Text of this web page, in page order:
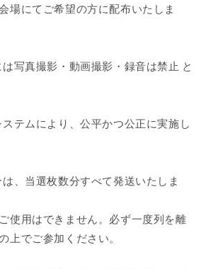
場にてご希望の方に配布いたしま
写真撮影・動画撮影・録音は禁止 と
テムにより、公平かつ公正に実施し
、当選枚数分すべて発送いたしま
使用はできません。必ず一度列を離
上でご参加ください。